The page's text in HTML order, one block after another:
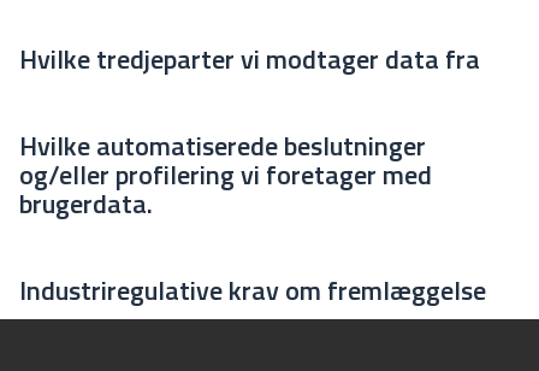
Hvilke tredjeparter vi modtager data fra
Hvilke automatiserede beslutninger
og/eller profilering vi foretager med
brugerdata.
Industriregulative krav om fremlæggelse